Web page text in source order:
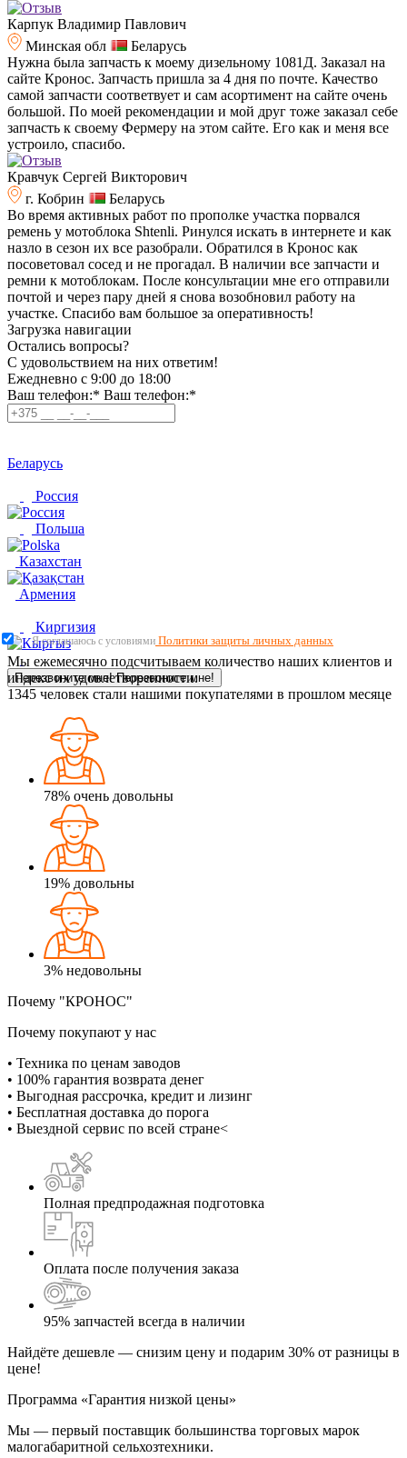
Карпук Владимир Павлович
Минская обл
Беларусь
Нужна была запчасть к моему дизельному 1081Д. Заказал на
сайте Кронос. Запчасть пришла за 4 дня по почте. Качество
самой запчасти соответвует и сам асортимент на сайте очень
большой. По моей рекомендации и мой друг тоже заказал себе
запчасть к своему Фермеру на этом сайте. Его как и меня все
устроило, спасибо.
Кравчук Сергей Викторович
г. Кобрин
Беларусь
Во время активных работ по прополке участка порвался
ремень у мотоблока Shtenli. Ринулся искать в интернете и как
назло в сезон их все разобрали. Обратился в Кронос как
посоветовал сосед и не прогадал. В наличии все запчасти и
ремни к мотоблокам. После консультации мне его отправили
почтой и через пару дней я снова возобновил работу на
участке. Спасибо вам большое за оперативность!
Загрузка навигации
Остались вопросы?
C удовольствием на них ответим!
Ежедневно с 9:00 до 18:00
Ваш телефон:* Ваш телефон:*
Беларусь
Россия
Польша
Казахстан
Армения
Киргизия
Перезвоните мне! Перезвоните мне!
Я соглашаюсь с условиями Политики защиты личных данных
Мы ежемесячно подсчитываем количество наших клиентов и
индекс их удовлетворенности.
1345 человек стали нашими покупателями в прошлом месяце
78% очень довольны
19% довольны
3% недовольны
Почему "КРОНОС"
Почему покупают у нас
• Техника по ценам заводов
• 100% гарантия возврата денег
• Выгодная рассрочка, кредит и лизинг
• Бесплатная доставка до порога
• Выездной сервис по всей стране<
Полная предпродажная подготовка
Оплата после получения заказа
95% запчастей всегда в наличии
Найдёте дешевле — снизим цену и подарим 30% от разницы в
цене!
Программа «Гарантия низкой цены»
Мы — первый поставщик большинства торговых марок
малогабаритной сельхозтехники.